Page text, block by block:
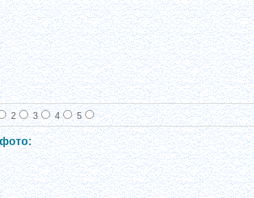
2 3 4 5